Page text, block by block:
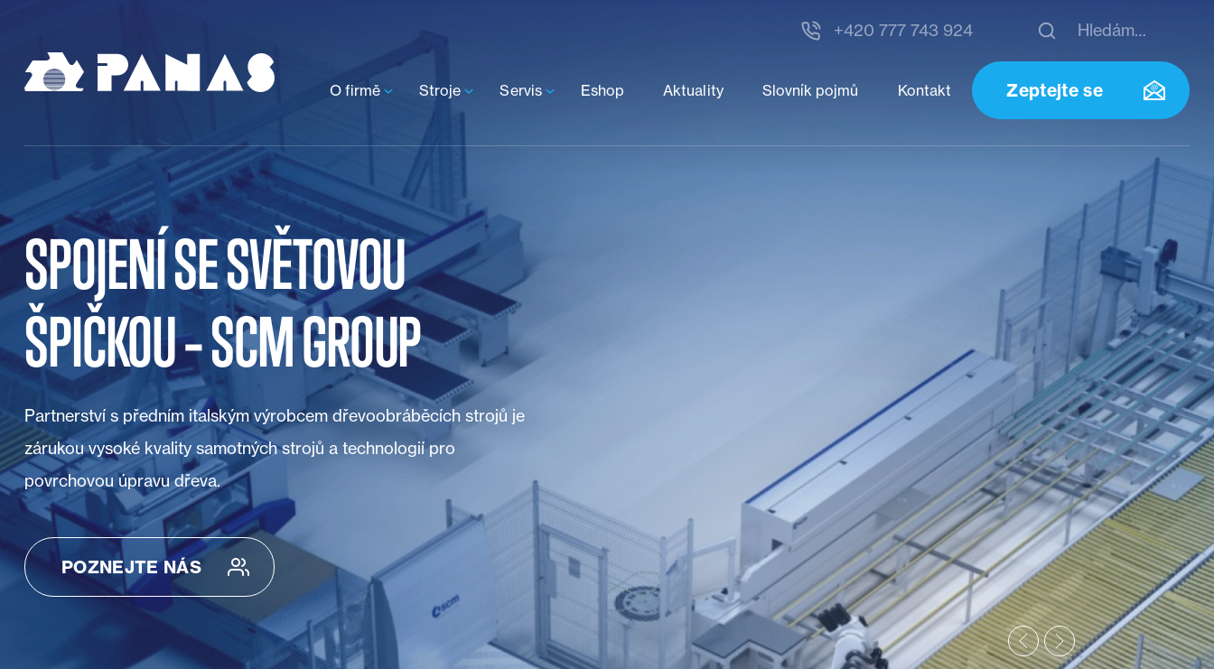
+420 777 743 924
O firmě Stroje Servis Eshop Aktuality Slovník pojmů Kontakt Zeptejte se
Poznejte nás
SPOJENÍ SE SVĚTOVOU
ŠPIČKOU – SCM GROUP
Partnerství s předním italským výrobcem dřevoobráběcích strojů je
zárukou vysoké kvality samotných strojů a technologií pro
povrchovou úpravu dřeva.
POZNEJTE NÁS
POZNEJTE NÁS